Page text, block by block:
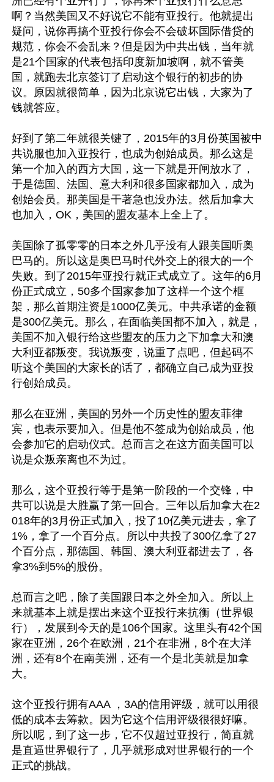
啊？当然美国又不好说它不能有亚投行。他就提出
疑问，说你再搞个亚投行你会不会破坏国际借贷的
规范，你会不会乱来？但是因为中共出钱，当年就
是21个国家的代表包括印度新加坡啊，就不管美
国，就跑去北京签订了启动这个银行的初步的协
议。原因就很简单，因为北京说它出钱，大家为了
钱就答应。
好到了第二年就很关键了，2015年的3月份英国被中
共说服也加入亚投行，也成为创始成员。那么这是
第一个加入的西方大国，这一下就是开闸放水了，
于是德国、法国、意大利和很多国家都加入，成为
创始会员。那美国是干著急也没办法。然后加拿大
也加入，OK，美国的盟友基本上全上了。
美国除了孤零零的日本之外几乎没有人跟美国听奥
巴马的。所以这是奥巴马时代外交上的很大的一个
失败。到了2015年亚投行就正式成立了。这年的6月
份正式成立，50多个国家参加了这样一个这个框
架，那么首期注资是1000亿美元。中共承诺的金额
是300亿美元。那么，在面临美国都不加入，就是，
美国不加入银行给这些盟友的压力之下加拿大和澳
大利亚都叛变。我说叛变，说重了点吧，但起码不
听这个美国的大家长的话了，都确立自己成为亚投
行创始成员。
那么在亚洲，美国的另外一个历史性的盟友菲律
宾，也表示要加入。但是他不签成为创始成员，他
会参加它的启动仪式。总而言之在这方面美国可以
说是众叛亲离也不为过。
那么，这个亚投行等于是第一阶段的一个交锋，中
共可以说是大胜赢了第一回合。三年以后加拿大在2
018年的3月份正式加入，投了10亿美元进去，拿了
1%，拿了一个百分点。所以中共投了300亿拿了27
个百分点，那德国、韩国、澳大利亚都进去了，各
拿3%到5%的股份。
总而言之吧，除了美国跟日本之外全加入。所以上
来就基本上就是摆出来这个亚投行来抗衡（世界银
行），发展到今天的是106个国家。这里头有42个国
家在亚洲，26个在欧洲，21个在非洲，8个在大洋
洲，还有8个在南美洲，还有一个是北美就是加拿
大。
这个亚投行拥有AAA ，3A的信用评级，就可以用很
低的成本去筹款。因为它这个信用评级很很好嘛。
所以呢，到了这一步，它不仅超过亚投行，简直就
是直逼世界银行了，几乎就形成对世界银行的一个
正式的挑战。